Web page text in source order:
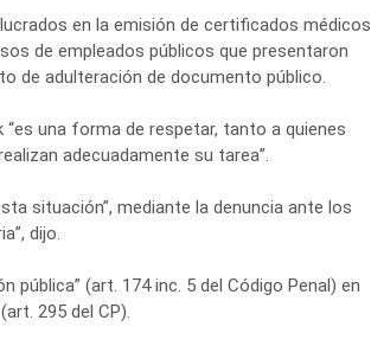
en la emisión de certificados médicos
de empleados públicos que presentaron
de adulteración de documento público.
una forma de respetar, tanto a quienes
adecuadamente su tarea”.
situación”, mediante la denuncia ante los
dijo.
pública” (art. 174 inc. 5 del Código Penal) en
295 del CP).